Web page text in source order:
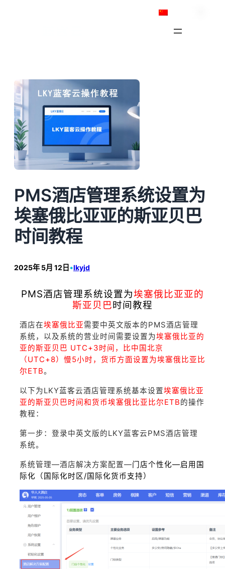
PMS酒店管理系统设置为
埃塞俄比亚亚的斯亚贝巴
时间教程
2025年 5月 12日 •lkyjd
PMS酒店管理系统设置为埃塞俄比亚亚的
斯亚贝巴时间教程
酒店在埃塞俄比亚需要中英文版本的PMS酒店管理
系统，以及系统的营业时间需要设置为埃塞俄比亚的
亚的斯亚贝巴 UTC+3时间，比中国北京
（UTC+8）慢5小时，货币方面设置为埃塞俄比亚比
尔ETB。
以下为LKY蓝客云酒店管理系统基本设置埃塞俄比亚
亚的斯亚贝巴时间和货币埃塞俄比亚比尔ETB的操作
教程：
第一步：登录中英文版的LKY蓝客云PMS酒店管理
系统。
系统管理—酒店解决方案配置—门店个性化—启用国
际化（国际化时区/国际化货币支持）